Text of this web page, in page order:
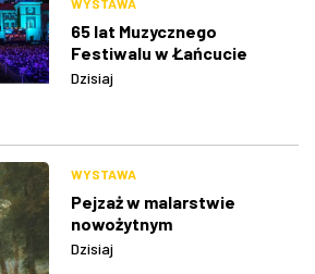
65 lat Muzycznego
Festiwalu w Łańcucie
Dzisiaj
WYSTAWA
Pejzaż w malarstwie
nowożytnym
Dzisiaj